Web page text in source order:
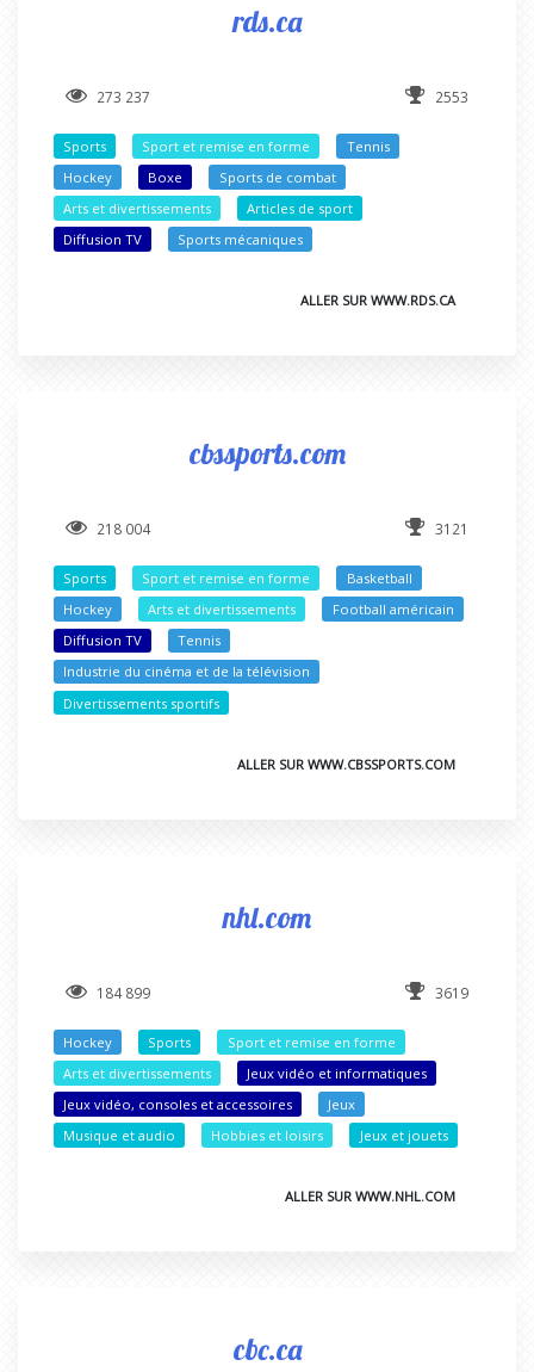
rds.ca
273 237 2553
Sports Sport et remise en forme
Tennis
Hockey
Boxe
Sports de combat
Arts et divertissements
Articles de sport
Diffusion TV
Sports mécaniques
ALLER SUR WWW.RDS.CA
cbssports.com
218 004 3121
Sports Sport et remise en forme
Basketball
Hockey
Arts et divertissements
Football américain
Diffusion TV
Tennis
Industrie du cinéma et de la télévision
Divertissements sportifs
ALLER SUR WWW.CBSSPORTS.COM
nhl.com
184 899 3619
Hockey Sports
Sport et remise en forme
Arts et divertissements
Jeux vidéo et informatiques
Jeux vidéo, consoles et accessoires
Jeux
Musique et audio
Hobbies et loisirs Jeux et jouets
ALLER SUR WWW.NHL.COM
cbc.ca